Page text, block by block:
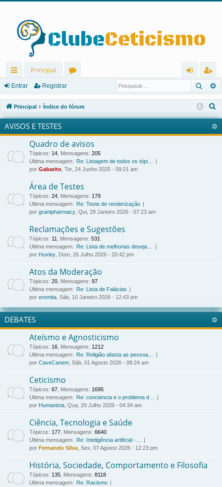
in
ks
rá
pi
os
Principal
u
ns
ra
r
eg
ist
ra
Entrar Registrar
Principal Índice do fórum
e
s
AVISOS E TESTES
Quadro de avisos
Tópicos: 14, Mensagens: 205
Última mensagem:
Re: Listagem de todos os tópi…
por Gabarito, Ter, 24 Junho 2025 - 09:21 am
Área de Testes
Tópicos: 24, Mensagens: 179
Última mensagem:
Re: Teste de renderização
por grantpharmacy, Qui, 29 Janeiro 2026 - 07:23 am
Reclamações e Sugestões
Tópicos: 11, Mensagens: 531
Última mensagem:
Re: Lista de melhorias deseja…
por Huxley, Dom, 26 Julho 2026 - 20:42 pm
Atos da Moderação
Tópicos: 20, Mensagens: 97
Última mensagem:
Re: Lista de Falácias
por eremita, Sáb, 10 Janeiro 2026 - 12:43 pm
DEBATES
Ateísmo e Agnosticismo
Tópicos: 16, Mensagens: 1212
Última mensagem:
Re: Religião afasta as pessoa…
por CaveCanem, Sáb, 01 Agosto 2026 - 08:24 am
Ceticismo
Tópicos: 67, Mensagens: 1695
Última mensagem:
Re: conciencia e o problema d…
por Humanista, Qua, 29 Julho 2026 - 04:34 am
Ciência, Tecnologia e Saúde
Tópicos: 177, Mensagens: 6640
Última mensagem:
Re: Inteligência artificial -…
por Fernando Silva, Sex, 07 Agosto 2026 - 12:23 pm
História, Sociedade, Comportamento e Filosofia
Tópicos: 135, Mensagens: 8118
Última mensagem:
Re: Racismo